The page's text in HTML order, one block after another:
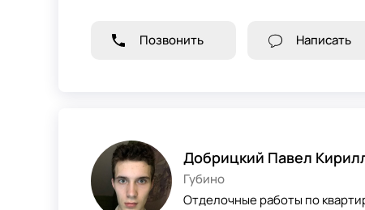
Позвонить Написать
Добрицкий Павел
Губино
Отделочные работы по